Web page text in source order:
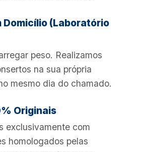
Domicílio (Laboratório
peso. Realizamos
na sua própria
mesmo dia do chamado.
Originais
exclusivamente com
homologados pelas